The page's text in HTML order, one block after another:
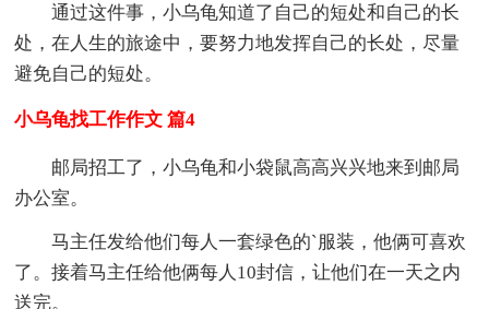
通过这件事，小乌龟知道了自己的短处和自己的长
处，在人生的旅途中，要努力地发挥自己的长处，尽量
避免自己的短处。
小乌龟找工作作文 篇4
邮局招工了，小乌龟和小袋鼠高高兴兴地来到邮局
办公室。
马主任发给他们每人一套绿色的`服装，他俩可喜欢
了。接着马主任给他俩每人10封信，让他们在一天之内
送完。